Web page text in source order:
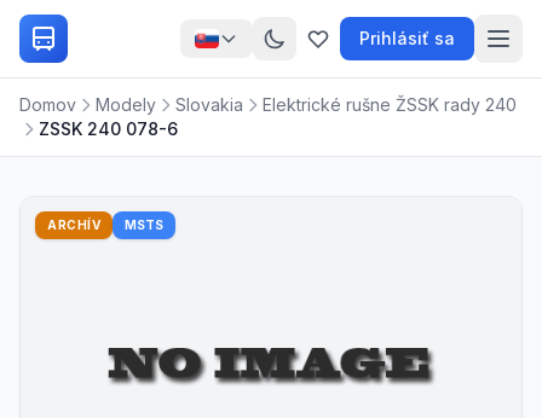
Prihlásiť sa
Domov Modely Slovakia
Elektrické rušne ŽSSK rady 240
ZSSK 240 078-6
ARCHÍV MSTS